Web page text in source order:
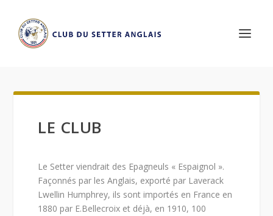
LE CLUB
Le Setter viendrait des Epagneuls « Espaignol ».
Façonnés par les Anglais, exporté par Laverack
Lwellin Humphrey, ils sont importés en France en
1880 par E.Bellecroix et déjà, en 1910, 100